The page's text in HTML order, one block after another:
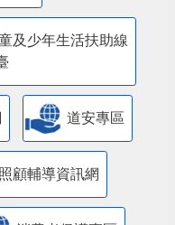
及少年生活扶助線
道安專區
顧輔導資訊網